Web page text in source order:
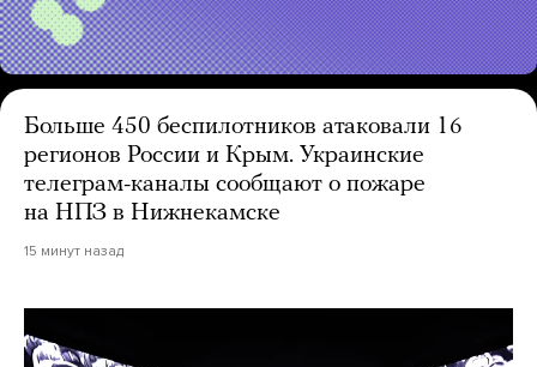
Больше 450 беспилотников атаковали 16
регионов России и Крым. Украинские
телеграм-каналы сообщают о пожаре
на НПЗ в Нижнекамске
15 минут назад